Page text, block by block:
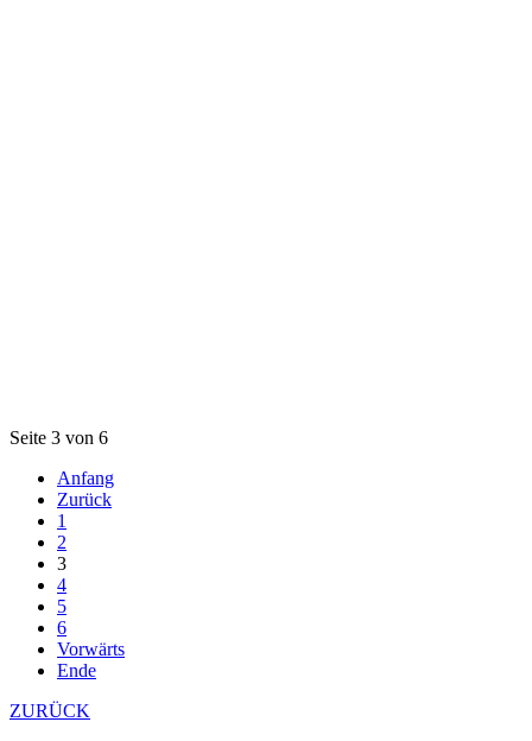
Seite 3 von 6
Anfang
Zurück
1
2
3
4
5
6
Vorwärts
Ende
ZURÜCK